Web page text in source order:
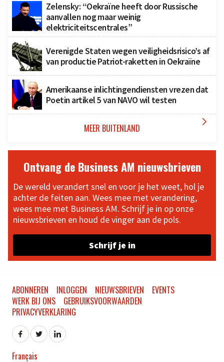
Zelensky: “Oekraïne heeft door Russische
aanvallen nog maar weinig
elektriciteitscentrales”
Verenigde Staten wegen veiligheidsrisico’s af
van productie Patriot-raketten in Oekraïne
Amerikaanse inlichtingendiensten vrezen dat
Poetin artikel 5 van NAVO wil testen
MEER BUITENLAND 
Ontvang de Business AM nieuwsbrieven
De wereld verandert snel en voor je het weet, hol je
achter de feiten aan. Wees mee met verandering,
wees mee met Business AM. Schrijf je in op onze
nieuwsbrieven en houd de vinger aan de pols.
Schrijf je in
ABONNEREN INLOGGEN NIEUWSBRIEVEN
EVENTS
WERK BIJ ONS
GEBRUIKSVOORWAARDEN
PRIVACYVERKLARING
Français